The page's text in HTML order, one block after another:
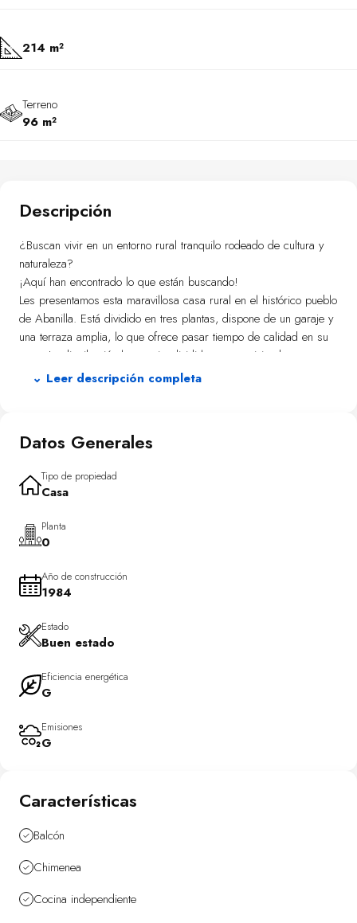
214 m²
Terreno
96 m²
Descripción
¿Buscan vivir en un entorno rural tranquilo rodeado de cultura y
naturaleza?
¡Aquí han encontrado lo que están buscando!
Les presentamos esta maravillosa casa rural en el histórico pueblo
de Abanilla. Está dividido en tres plantas, dispone de un garaje y
una terraza amplia, lo que ofrece pasar tiempo de calidad en su
casa. La distribución le permite dividirlo en tres viviendas
independientes!
La casa dispone de una galería y un patio posibilitando la
Para mas información y una visita contacten en confianza.
⌄ Leer descripción completa
Datos Generales
Tipo de propiedad
Casa
Planta
0
Año de construcción
1984
Estado
Buen estado
Eficiencia energética
G
Emisiones
G
Características
Balcón
Chimenea
Cocina independiente